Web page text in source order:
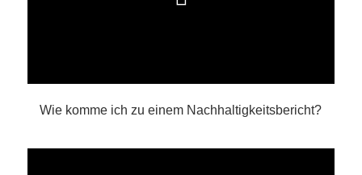
Wie komme ich zu einem Nachhaltigkeitsbericht?